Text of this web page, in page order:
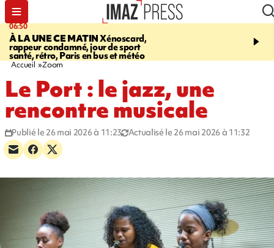
06:50
À LA UNE CE MATINXénoscard,
rappeur condamné, jour de sport
santé, rétro, Paris en bus et météo
08:53
Jour de
2026 - bouger,
Accueil Zoom
Le Port : le jazz, une
rencontre musicale
Publié le 26 mai 2026 à 11:23 Actualisé le 26 mai 2026 à 11:32